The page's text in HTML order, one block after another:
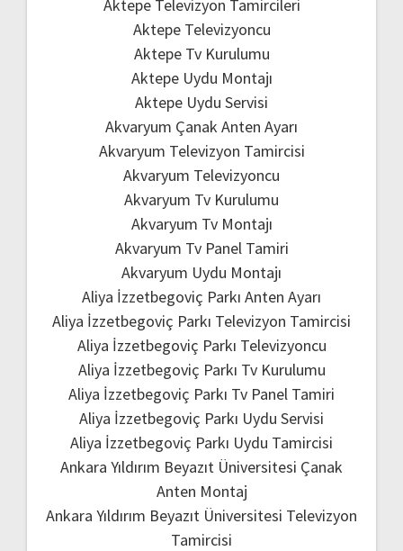
Aktepe Televizyon Tamircileri
Aktepe Televizyoncu
Aktepe Tv Kurulumu
Aktepe Uydu Montajı
Aktepe Uydu Servisi
Akvaryum Çanak Anten Ayarı
Akvaryum Televizyon Tamircisi
Akvaryum Televizyoncu
Akvaryum Tv Kurulumu
Akvaryum Tv Montajı
Akvaryum Tv Panel Tamiri
Akvaryum Uydu Montajı
Aliya İzzetbegoviç Parkı Anten Ayarı
Aliya İzzetbegoviç Parkı Televizyon Tamircisi
Aliya İzzetbegoviç Parkı Televizyoncu
Aliya İzzetbegoviç Parkı Tv Kurulumu
Aliya İzzetbegoviç Parkı Tv Panel Tamiri
Aliya İzzetbegoviç Parkı Uydu Servisi
Aliya İzzetbegoviç Parkı Uydu Tamircisi
Ankara Yıldırım Beyazıt Üniversitesi Çanak
Anten Montaj
Ankara Yıldırım Beyazıt Üniversitesi Televizyon
Tamircisi